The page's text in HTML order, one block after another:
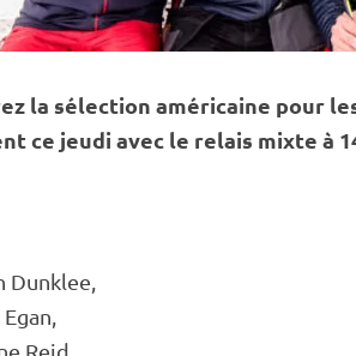
la sélection américaine pour
ce jeudi avec le relais mixte à
Dunklee,
Reid,